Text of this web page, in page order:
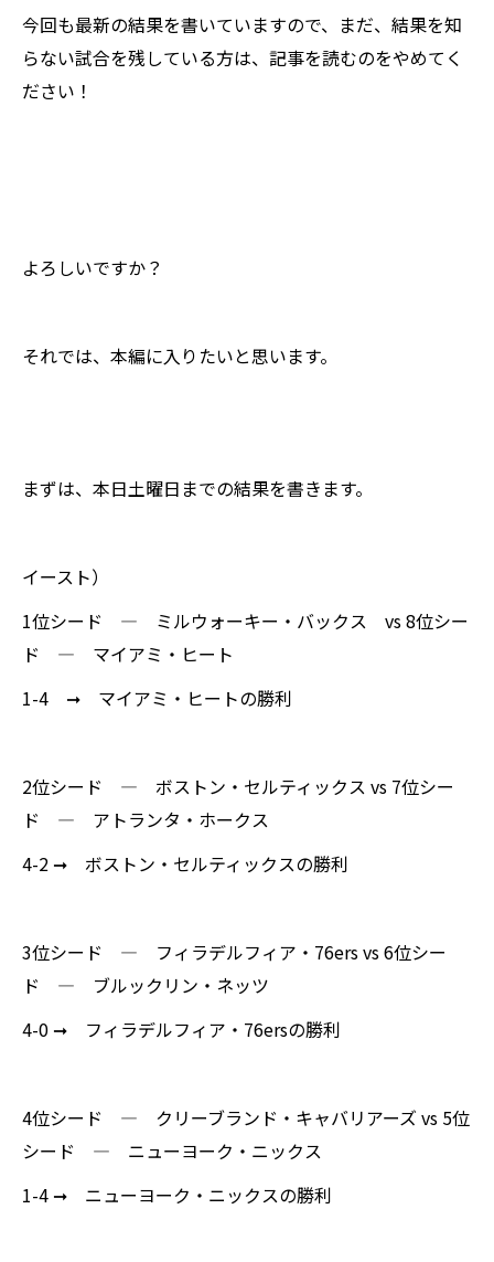
今回も最新の結果を書いていますので、まだ、結果を知
らない試合を残している方は、記事を読むのをやめてく
ださい！
よろしいですか？
それでは、本編に入りたいと思います。
まずは、本日土曜日までの結果を書きます。
イースト）
1位シード ― ミルウォーキー・バックス vs 8位シー
ド ― マイアミ・ヒート
1-4 ➞ マイアミ・ヒートの勝利
2位シード ― ボストン・セルティックス vs 7位シー
ド ― アトランタ・ホークス
4-2 ➞ ボストン・セルティックスの勝利
3位シード ― フィラデルフィア・76ers vs 6位シー
ド ― ブルックリン・ネッツ
4-0 ➞ フィラデルフィア・76ersの勝利
4位シード ― クリーブランド・キャバリアーズ vs 5位
シード ― ニューヨーク・ニックス
1-4 ➞ ニューヨーク・ニックスの勝利